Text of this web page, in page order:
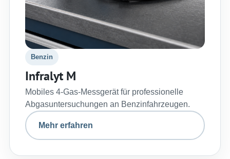
Benzin
Infralyt M
Mobiles 4-Gas-Messgerät für professionelle
Abgasuntersuchungen an Benzinfahrzeugen.
Mehr erfahren